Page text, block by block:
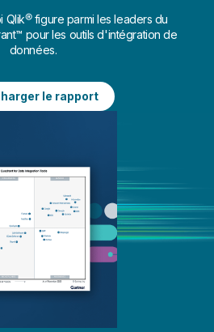
figure parmi les leaders du
pour les outils d'intégration de
données.
le rapport